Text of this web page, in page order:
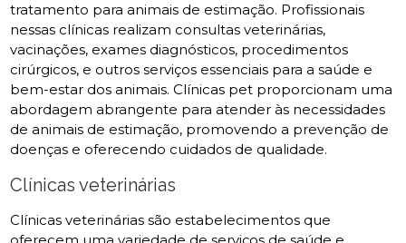
tratamento para animais de estimação. Profissionais
nessas clínicas realizam consultas veterinárias,
vacinações, exames diagnósticos, procedimentos
cirúrgicos, e outros serviços essenciais para a saúde e
bem-estar dos animais. Clínicas pet proporcionam uma
abordagem abrangente para atender às necessidades
de animais de estimação, promovendo a prevenção de
doenças e oferecendo cuidados de qualidade.
Clínicas veterinárias
Clínicas veterinárias são estabelecimentos que